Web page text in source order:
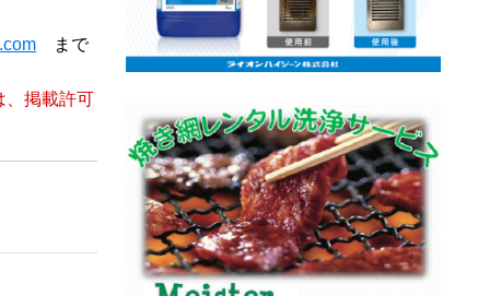
まで
、掲載許可